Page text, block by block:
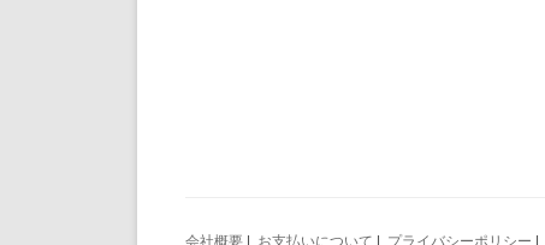
会社概要 お支払いについて プライバシーポリシー